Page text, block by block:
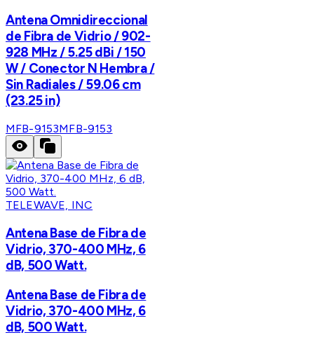
Antena Omnidireccional
de Fibra de Vidrio / 902-
928 MHz / 5.25 dBi / 150
W / Conector N Hembra /
Sin Radiales / 59.06 cm
(23.25 in)
MFB-9153MFB-9153
TELEWAVE, INC
Antena Base de Fibra de
Vidrio, 370-400 MHz, 6
dB, 500 Watt.
Antena Base de Fibra de
Vidrio, 370-400 MHz, 6
dB, 500 Watt.